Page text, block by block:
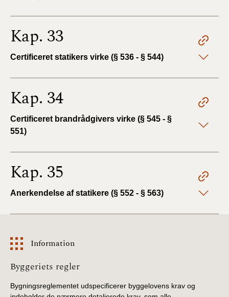
Kap. 33
Certificeret statikers virke (§ 536 - § 544)
Kap. 34
Certificeret brandrådgivers virke (§ 545 - §
551)
Kap. 35
Anerkendelse af statikere (§ 552 - § 563)
Information
Information
Byggeriets regler
Bygningsreglementet udspecificerer byggelovens krav og